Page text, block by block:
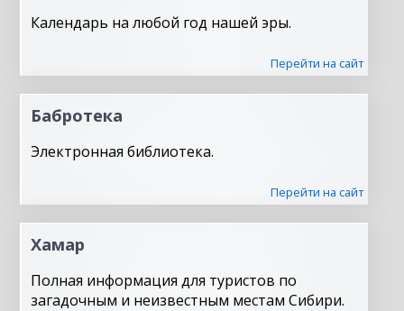
Календарь на любой год нашей эры.
Перейти на сайт
Бабротека
Электронная библиотека.
Перейти на сайт
Хамар
Полная информация для туристов по
загадочным и неизвестным местам Сибири.